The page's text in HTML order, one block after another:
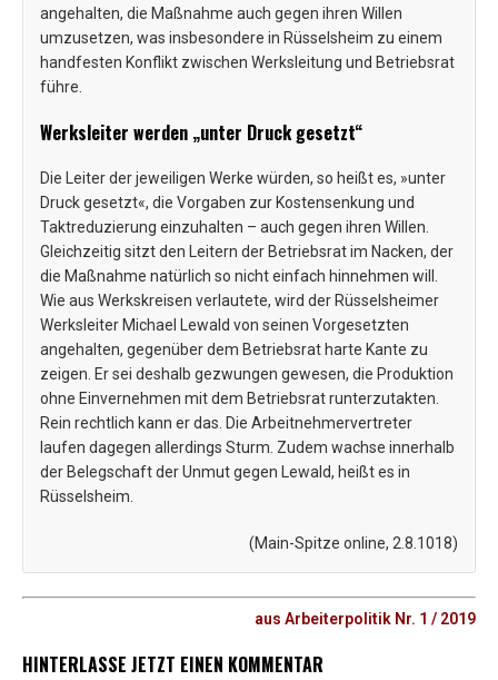
angehalten, die Maßnahme auch gegen ihren Willen
umzusetzen, was insbesondere in Rüsselsheim zu einem
handfesten Konflikt zwischen Werksleitung und Betriebsrat
führe.
Werksleiter werden „unter Druck gesetzt“
Die Leiter der jeweiligen Werke würden, so heißt es, »unter
Druck gesetzt«, die Vorgaben zur Kostensenkung und
Taktreduzierung einzuhalten – auch gegen ihren Willen.
Gleichzeitig sitzt den Leitern der Betriebsrat im Nacken, der
die Maßnahme natürlich so nicht einfach hinnehmen will.
Wie aus Werkskreisen verlautete, wird der Rüsselsheimer
Werksleiter Michael Lewald von seinen Vorgesetzten
angehalten, gegenüber dem Betriebsrat harte Kante zu
zeigen. Er sei deshalb gezwungen gewesen, die Produktion
ohne Einvernehmen mit dem Betriebsrat runterzutakten.
Rein rechtlich kann er das. Die Arbeitnehmervertreter
laufen dagegen allerdings Sturm. Zudem wachse innerhalb
der Belegschaft der Unmut gegen Lewald, heißt es in
Rüsselsheim.
(Main-Spitze online, 2.8.1018)
aus Arbeiterpolitik Nr. 1 / 2019
HINTERLASSE JETZT EINEN KOMMENTAR